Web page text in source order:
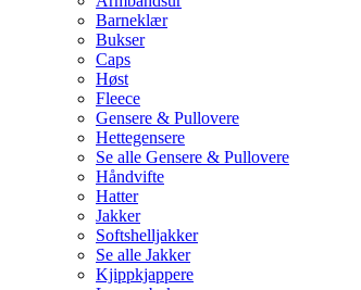
Barneklær
Bukser
Caps
Høst
Fleece
Gensere & Pullovere
Hettegensere
Se alle Gensere & Pullovere
Håndvifte
Hatter
Jakker
Softshelljakker
Se alle Jakker
Kjippkjappere